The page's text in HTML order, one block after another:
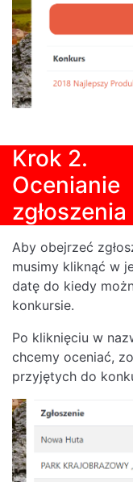
Krok 2.
Ocenianie
zgłoszenia
Aby obejrzeć
musimy kliknąć w
datę do kiedy
konkursie.
Po kliknięciu w
chcemy oceniać,
przyjętych do